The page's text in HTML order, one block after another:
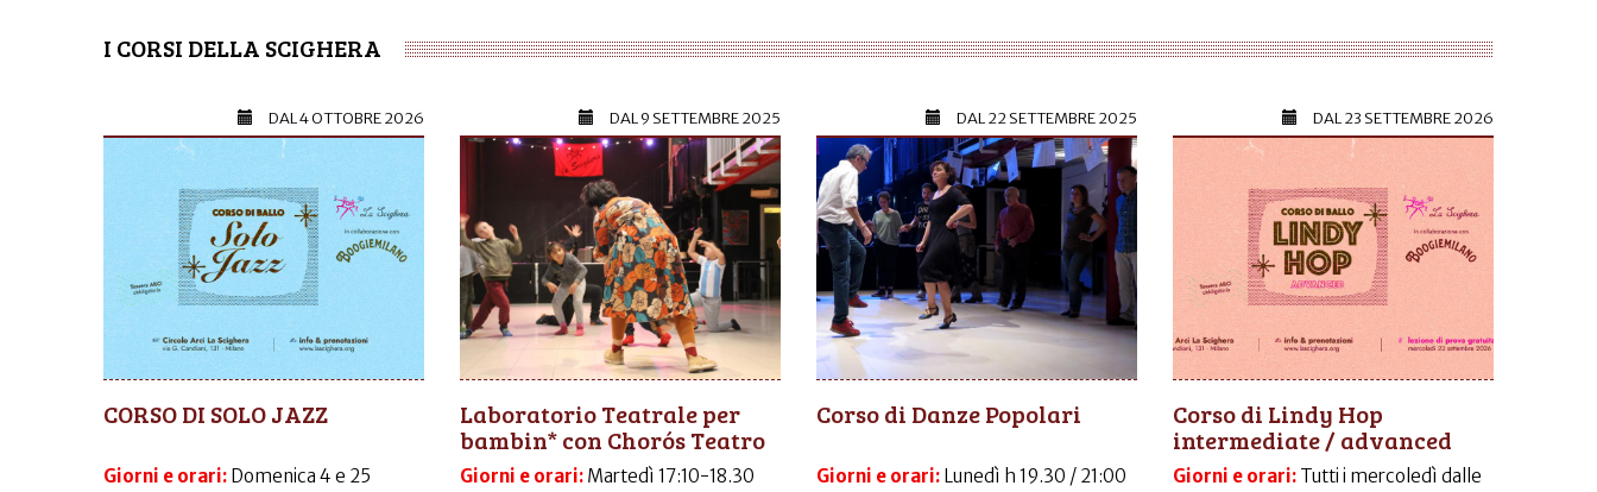
I CORSI DELLA SCIGHERA
DAL4 OTTOBRE 2026
CORSO DI SOLO JAZZ
Giorni e orari: Domenica 4 e 25
DAL9 SETTEMBRE 2025
Laboratorio Teatrale per
bambin* con Chorós Teatro
Giorni e orari: Martedì 17:10-18.30
DAL22 SETTEMBRE 2025
Corso di Danze Popolari
Giorni e orari: Lunedì h 19.30 / 21:00
DAL23 SETTEMBRE 2026
Corso di Lindy Hop
intermediate / advanced
Giorni e orari: Tutti i mercoledì dalle